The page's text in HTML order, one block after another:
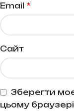
Email *
Сайт
Зберегти
цьому